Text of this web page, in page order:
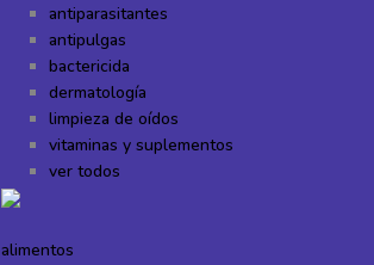
antiparasitantes
antipulgas
bactericida
dermatología
limpieza de oídos
vitaminas y suplementos
ver todos
alimentos